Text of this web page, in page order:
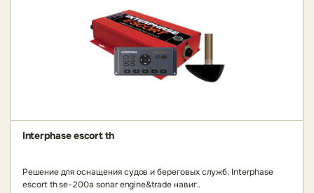
Interphase escort th
Решение для оснащения судов и береговых служб. Interphase
escort th se-200a sonar engine&trade навиг..